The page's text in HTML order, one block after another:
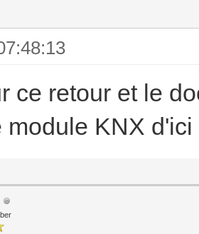
ce retour et le
module KNX